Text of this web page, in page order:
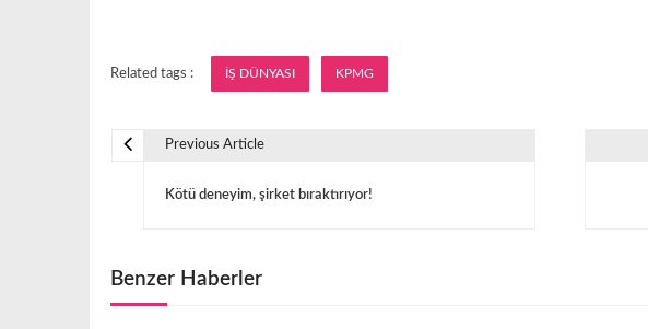
Related tags : İŞ DÜNYASI KPMG
z
Previous Article
Kötü deneyim, şirket bıraktırıyor!
Benzer Haberler